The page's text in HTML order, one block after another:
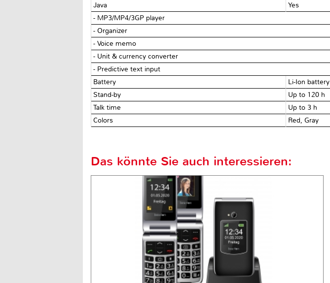
Java
Yes
- MP3/MP4/3GP player
- Organizer
- Voice memo
- Unit & currency converter
- Predictive text input
Battery
Li-Ion battery
Stand-by
Up to 120 h
Talk time
Up to 3 h
Colors
Red, Gray
Das könnte Sie auch interessieren: